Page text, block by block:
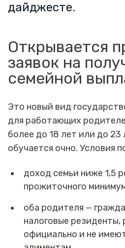
дайджесте.
Открывается
заявок на
семейной
Это новый вид
для работающих
более до 18 лет или до 23
обучается очно. Условия
доход семьи ниже 1,5
прожиточного
оба родителя —
налоговые резиденты,
официально и не